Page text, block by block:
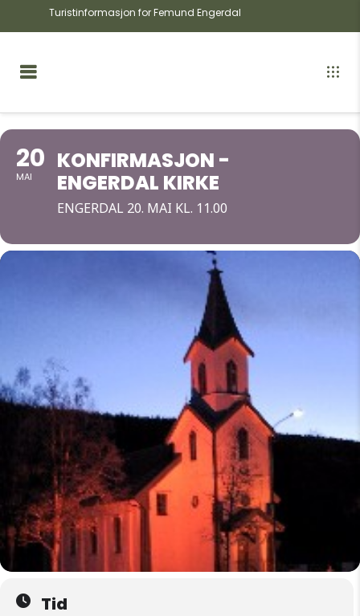
Turistinformasjon for Femund Engerdal
20
MAI
KONFIRMASJON -
ENGERDAL KIRKE
ENGERDAL 20. MAI KL. 11.00
Tid